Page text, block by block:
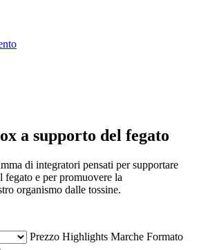
a supporto del fegato
di integratori pensati per supportare
fegato e per promuovere la
organismo dalle tossine.
Prezzo Highlights Marche Formato